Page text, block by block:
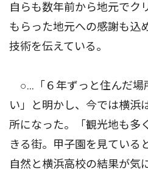
自らも数年前から地元でク
もらった地元への感謝も込
技術を伝えている。
○…「６年ずっと住んだ場
い」と明かし、今では横浜
所になった。「観光地も多
きる街。甲子園を見ている
自然と横浜高校の結果が気